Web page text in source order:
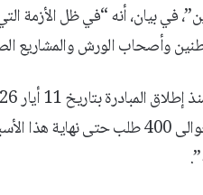
في بيان، أنه “في ظل الأزمة
وأصحاب الورش والمشاريع